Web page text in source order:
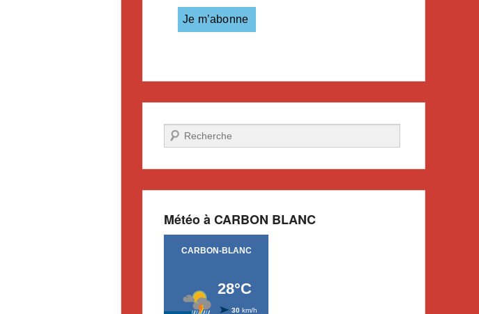
Recherche
Météo à CARBON BLANC